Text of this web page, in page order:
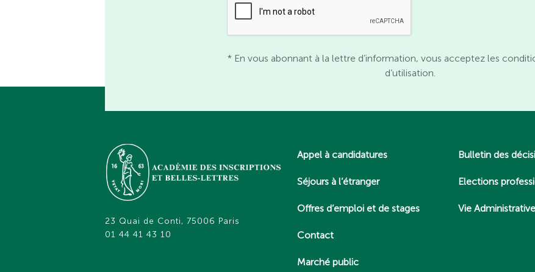
* En vous abonnant à la lettre d’information, vous acceptez les
d’utilisation.
23 Quai de Conti, 75006 Paris
01 44 41 43 10
Appel à candidatures
Séjours à l’étranger
Offres d’emploi et de stages
Contact
Marché public
Bulletin des
Elections
Vie Administrative